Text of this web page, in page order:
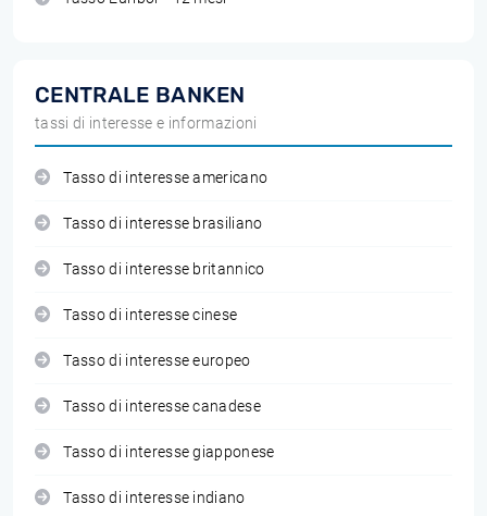
CENTRALE BANKEN
tassi di interesse e informazioni
Tasso di interesse americano
Tasso di interesse brasiliano
Tasso di interesse britannico
Tasso di interesse cinese
Tasso di interesse europeo
Tasso di interesse canadese
Tasso di interesse giapponese
Tasso di interesse indiano